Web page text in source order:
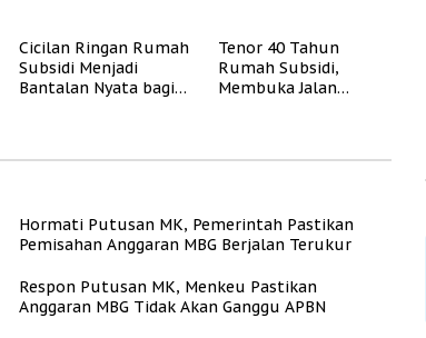
Cicilan Ringan Rumah
Subsidi Menjadi
Bantalan Nyata bagi
Tenor 40 Tahun
Rumah Subsidi,
Membuka Jalan
Hormati Putusan MK, Pemerintah Pastikan
Pemisahan Anggaran MBG Berjalan Terukur
Respon Putusan MK, Menkeu Pastikan
Anggaran MBG Tidak Akan Ganggu APBN